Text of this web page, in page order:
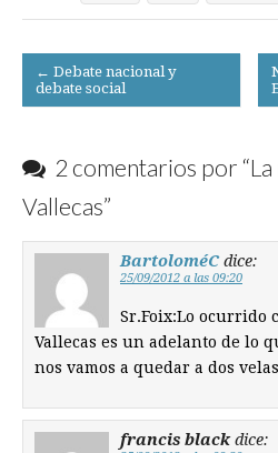
Post
navigation
← Debate nacional y
debate social
2 comentarios por “
Vallecas”
BartoloméC dice:
25/09/2012 a las 09:20
Sr.Foix:Lo ocurrido
Vallecas es un adelanto de lo
nos vamos a quedar a dos
francis black dice: